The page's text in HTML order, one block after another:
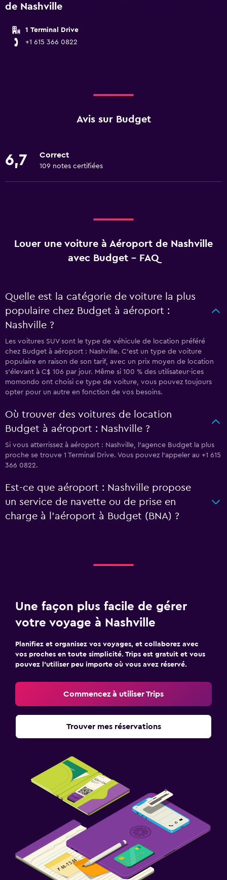
de Nashville
1 Terminal Drive
+1 615 366 0822
Avis sur Budget
6,7 Correct
109 notes certifiées
Louer une voiture à Aéroport de Nashville
avec Budget - FAQ
Quelle est la catégorie de voiture la plus
populaire chez Budget à aéroport :
Nashville ?
Les voitures SUV sont le type de véhicule de location préféré
chez Budget à aéroport : Nashville. C'est un type de voiture
populaire en raison de son tarif, avec un prix moyen de location
s'élevant à C$ 106 par jour. Même si 100 % des utilisateur·ices
momondo ont choisi ce type de voiture, vous pouvez toujours
opter pour un autre en fonction de vos besoins.
Où trouver des voitures de location
Budget à aéroport : Nashville ?
Si vous atterrissez à aéroport : Nashville, l’agence Budget la plus
proche se trouve 1 Terminal Drive. Vous pouvez l’appeler au +1 615
366 0822.
Est-ce que aéroport : Nashville propose
un service de navette ou de prise en
charge à l’aéroport à Budget (BNA) ?
Une façon plus facile de gérer
votre voyage à Nashville
Planifiez et organisez vos voyages, et collaborez avec
vos proches en toute simplicité. Trips est gratuit et vous
pouvez l’utiliser peu importe où vous avez réservé.
Commencez à utiliser Trips
Trouver mes réservations